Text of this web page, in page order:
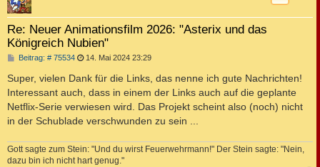
Re: Neuer Animationsfilm 2026: "Asterix und das
Königreich Nubien"
Beitrag: # 75534B
i
t
r
g
14. Mai 2024 23:29
Super, vielen Dank für die Links, das nenne ich gute Nachrichten!
Interessant auch, dass in einem der Links auch auf die geplante
Netflix-Serie verwiesen wird. Das Projekt scheint also (noch) nicht
in der Schublade verschwunden zu sein ...
Gott sagte zum Stein: "Und du wirst Feuerwehrmann!" Der Stein sagte: "Nein,
dazu bin ich nicht hart genug."